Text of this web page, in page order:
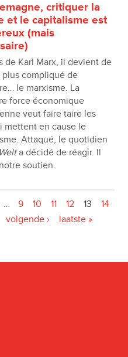
critiquer la
et le capitalisme est
(mais
de Karl Marx, il devient de
plus compliqué de
le marxisme. La
force économique
veut faire taire les
mettent en cause le
Attaqué, le quotidien
a décidé de réagir. Il
soutien.
… 9 10 11 12 13
14
volgende › laatste »